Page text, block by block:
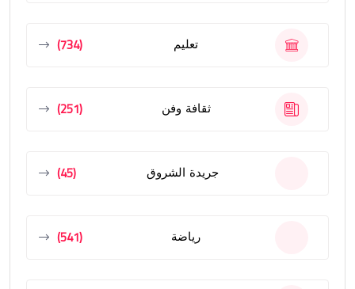
تعليم (734)
ثقافة وفن (251)
جريدة الشروق (45)
رياضة (541)